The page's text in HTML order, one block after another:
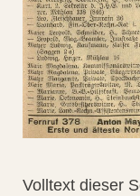
Volltext dieser